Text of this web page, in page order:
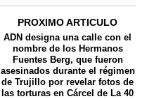
PROXIMO ARTICULO
ADN designa una calle con el
nombre de los Hermanos
Fuentes Berg, que fueron
asesinados durante el régimen
de Trujillo por revelar fotos de
las torturas en Cárcel de La 40